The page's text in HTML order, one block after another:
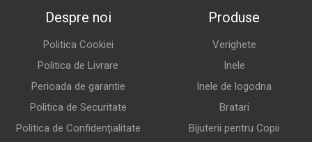
Despre noi
Politica Cookiei
Politica de Livrare
Perioada de garantie
Politica de Securitate
Politica de Confidențialitate
Produse
Verighete
Inele
Inele de logodna
Bratari
Bijuterii pentru Copii